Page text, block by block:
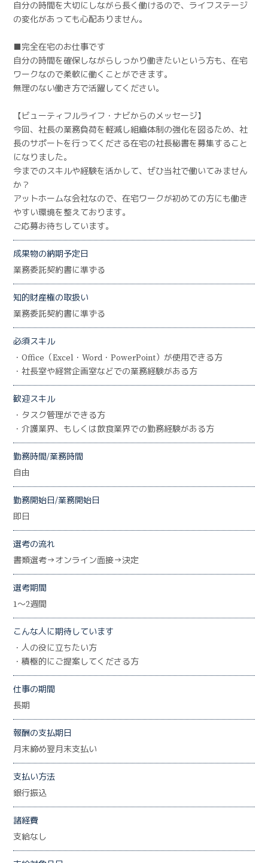
自分の時間を大切にしながら長く働けるので、ライフステージ
の変化があっても心配ありません。
■完全在宅のお仕事です
自分の時間を確保しながらしっかり働きたいという方も、在宅
ワークなので柔軟に働くことができます。
無理のない働き方で活躍してください。
【ビューティフルライフ・ナビからのメッセージ】
今回、社長の業務負荷を軽減し組織体制の強化を図るため、社
長のサポートを行ってくださる在宅の社長秘書を募集すること
になりました。
今までのスキルや経験を活かして、ぜひ当社で働いてみません
か？
アットホームな会社なので、在宅ワークが初めての方にも働き
やすい環境を整えております。
ご応募お待ちしています。
成果物の納期予定日
業務委託契約書に準ずる
知的財産権の取扱い
業務委託契約書に準ずる
必須スキル
・Office（Excel・Word・PowerPoint）が使用できる方
・社長室や経営企画室などでの業務経験がある方
歓迎スキル
・タスク管理ができる方
・介護業界、もしくは飲食業界での勤務経験がある方
勤務時間/業務時間
自由
勤務開始日/業務開始日
即日
選考の流れ
書類選考→オンライン面接→決定
選考期間
1～2週間
こんな人に期待しています
・人の役に立ちたい方
・積極的にご提案してくださる方
仕事の期間
長期
報酬の支払期日
月末締め翌月末支払い
支払い方法
銀行振込
諸経費
支給なし